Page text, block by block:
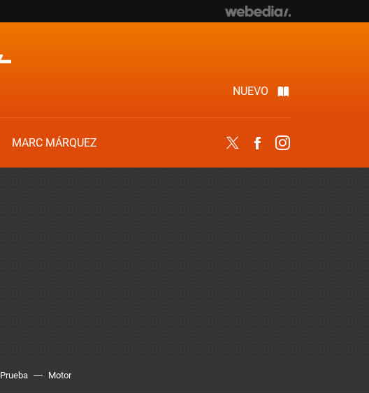
NUEVO
MARC MÁRQUEZ
Twitter Facebook
Prueba Motor